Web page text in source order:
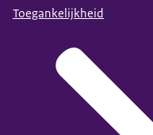
Toegankelijkheid